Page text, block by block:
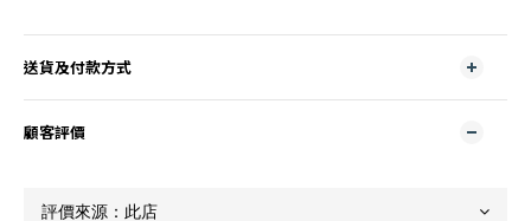
送貨及付款方式
顧客評價